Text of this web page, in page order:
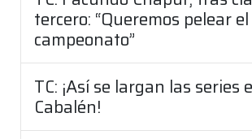
tercero: “Queremos pelear el
campeonato”
TC: ¡Así se largan las series
Cabalén!